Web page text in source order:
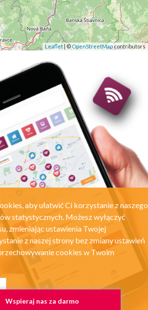
Leaflet | © OpenStreetMapcontributors
aby ułatwić Ci korzystanie z naszego
statystycznych. Możesz wyłączyć
zmieniając ustawienia Twojej
z naszej strony bez zmiany ustawień
cookies w Twoim
Wspieraj nas za darmo